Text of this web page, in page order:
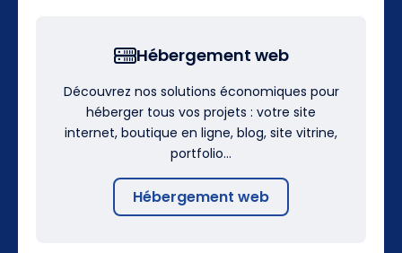
Hébergement web
Découvrez nos solutions économiques pour
héberger tous vos projets : votre site
internet, boutique en ligne, blog, site vitrine,
portfolio…
Hébergement web